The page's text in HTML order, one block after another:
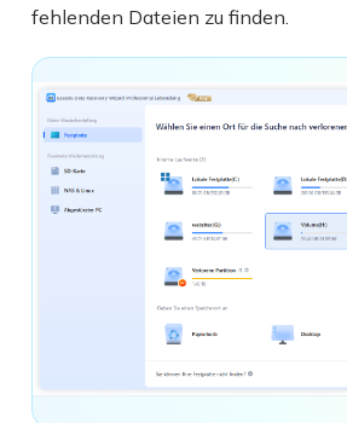
fehlenden Dateien zu finden.